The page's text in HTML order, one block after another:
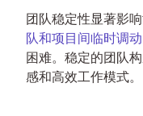
团队稳定性显著影响
队和项目间临时调动
困难。稳定的团队
感和高效工作模式。